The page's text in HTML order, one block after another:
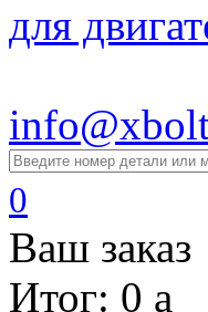
для
0
Ваш заказ
Итог: 0 a